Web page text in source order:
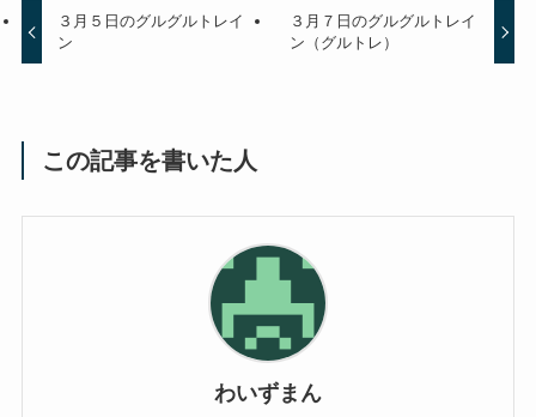
３月５日のグルグルトレイ
ン
３月７日のグルグルトレイ
ン（グルトレ）
この記事を書いた人
わいずまん